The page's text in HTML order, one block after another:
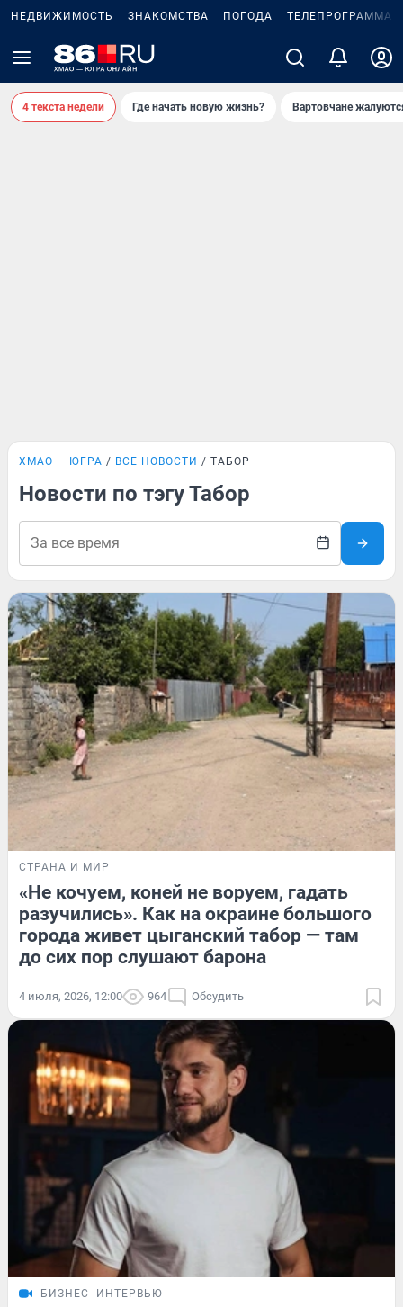
НЕДВИЖИМОСТЬ ЗНАКОМСТВА ПОГОДА ТЕЛЕПРОГРАММА
4 текста недели Где начать новую жизнь? Вартовчане
ХМАО — ЮГРА ВСЕ НОВОСТИ ТАБОР
Новости по тэгу Табор
СТРАНА И МИР
«Не кочуем, коней не воруем, гадать
разучились». Как на окраине большого
города живет цыганский табор — там
до сих пор слушают барона
4 июля, 2026, 12:00 964 Обсудить
БИЗНЕС ИНТЕРВЬЮ